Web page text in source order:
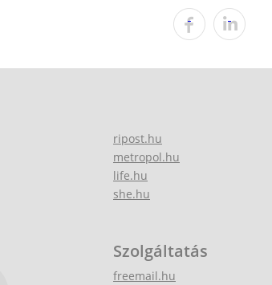
ripost.hu
metropol.hu
life.hu
she.hu
Szolgáltatás
freemail.hu